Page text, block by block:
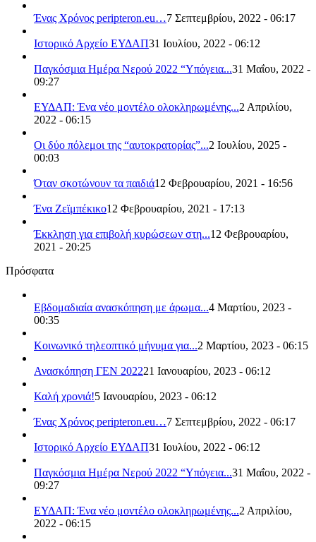
Ένας Χρόνος peripteron.eu…7 Σεπτεμβρίου, 2022 - 06:17
Ιστορικό Αρχείο ΕΥΔΑΠ31 Ιουλίου, 2022 - 06:12
Παγκόσμια Ημέρα Νερού 2022 “Υπόγεια...31 Μαΐου, 2022 -
09:27
ΕΥΔΑΠ: Ένα νέο μοντέλο ολοκληρωμένης...2 Απριλίου,
2022 - 06:15
Οι δύο πόλεμοι της “αυτοκρατορίας”...2 Ιουλίου, 2025 -
00:03
Όταν σκοτώνουν τα παιδιά12 Φεβρουαρίου, 2021 - 16:56
Ένα Ζεϊμπέκικο12 Φεβρουαρίου, 2021 - 17:13
Έκκληση για επιβολή κυρώσεων στη...12 Φεβρουαρίου,
2021 - 20:25
Πρόσφατα
Εβδομαδιαία ανασκόπηση με άρωμα...4 Μαρτίου, 2023 -
00:35
Κοινωνικό τηλεοπτικό μήνυμα για...2 Μαρτίου, 2023 - 06:15
Ανασκόπηση ΓΕΝ 202221 Ιανουαρίου, 2023 - 06:12
Καλή χρονιά!5 Ιανουαρίου, 2023 - 06:12
Ένας Χρόνος peripteron.eu…7 Σεπτεμβρίου, 2022 - 06:17
Ιστορικό Αρχείο ΕΥΔΑΠ31 Ιουλίου, 2022 - 06:12
Παγκόσμια Ημέρα Νερού 2022 “Υπόγεια...31 Μαΐου, 2022 -
09:27
ΕΥΔΑΠ: Ένα νέο μοντέλο ολοκληρωμένης...2 Απριλίου,
2022 - 06:15